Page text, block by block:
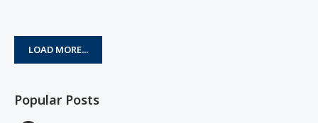
LOAD MORE...
Popular Posts